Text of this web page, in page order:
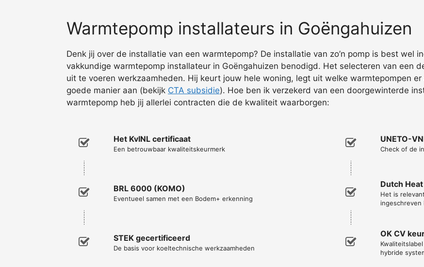
Warmtepomp installateurs in Goëngahuizen
Denk jij over de installatie van een warmtepomp? De installatie van zo’n pomp is best wel
vakkundige warmtepomp installateur in Goëngahuizen benodigd. Het selecteren van een
uit te voeren werkzaamheden. Hij keurt jouw hele woning, legt uit welke warmtepompen
goede manier aan (bekijk CTA subsidie). Hoe ben ik verzekerd van een doorgewinterde
warmtepomp heb jij allerlei contracten die de kwaliteit waarborgen:
Het KvINL certificaat
Een betrouwbaar kwaliteitskeurmerk
BRL 6000 (KOMO)
Eventueel samen met een Bodem+ erkenning
STEK gecertificeerd
De basis voor koeltechnische werkzaamheden
UNETO-
Check of de
Dutch
Het is
ingeschreven
OK CV
hybride